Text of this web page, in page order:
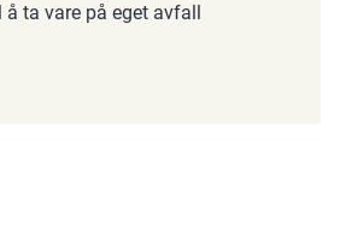
ta vare på eget avfall